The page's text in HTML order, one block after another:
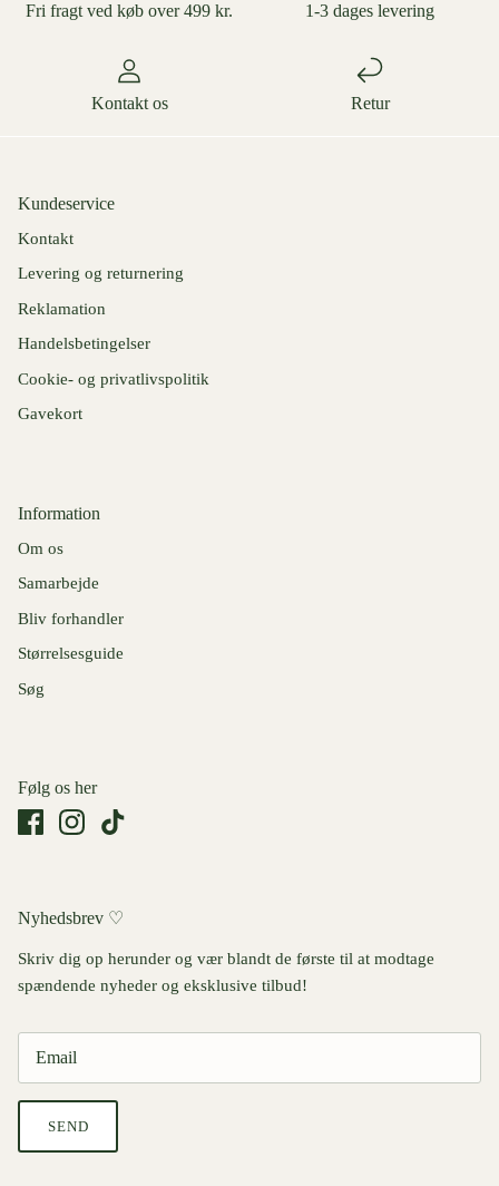
Fri fragt ved køb over 499 kr. 1-3 dages levering
Kontakt os Retur
Kundeservice
Kontakt
Levering og returnering
Reklamation
Handelsbetingelser
Cookie- og privatlivspolitik
Gavekort
Information
Om os
Samarbejde
Bliv forhandler
Størrelsesguide
Søg
Følg os her
Nyhedsbrev ♡
Skriv dig op herunder og vær blandt de første til at modtage
spændende nyheder og eksklusive tilbud!
SEND